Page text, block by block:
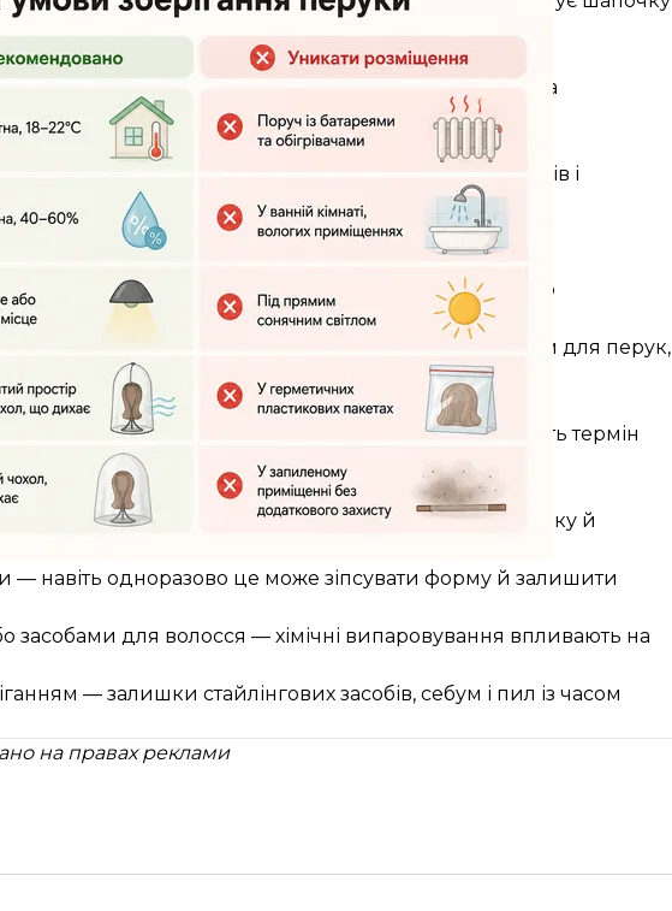
що зробити перед тим, як відкласти перуку
ще до того, як ви поклали перуку на манекен. Кілька
її термін служби.
виконайте такі дії:
гребінцем або пальцями, починаючи з кінців і
відповідним шампунем і дайте повністю висохнути
і надайте форму — це збереже укладку до наступного
злегка обприскайте волосся спреєм-кондиціонером для перук,
помилки при зберіганні
перуками, іноді припускаються помилок, що скорочують термін
— найкращий спосіб їх уникнути.
перуки вдома:
дверній ручці — нерівномірний тиск деформує шапочку й
— навіть одноразово це може зіпсувати форму й залишити
засобами для волосся — хімічні випаровування впливають на
— залишки стайлінгових засобів, себум і пил із часом
на правах реклами